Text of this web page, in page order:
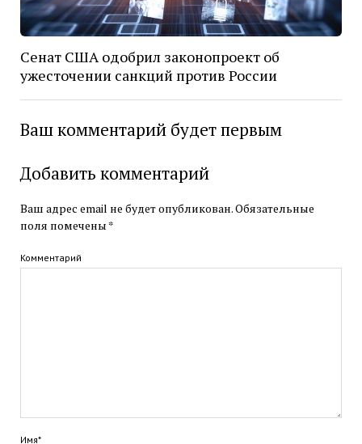
Сенат США одобрил законопроект об
ужесточении санкций против России
Ваш комментарий будет первым
Добавить комментарий
Ваш адрес email не будет опубликован.Обязательные
поля помечены *
Комментарий
Имя*